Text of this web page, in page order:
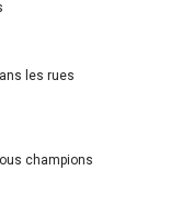
les rues
champions